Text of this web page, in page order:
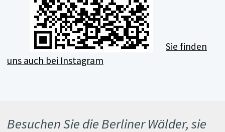
Sie finden
uns auch bei Instagram
Besuchen Sie die Berliner Wälder, sie